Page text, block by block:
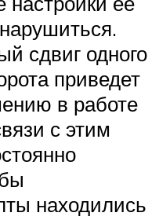
сдвиг одного
приведет
в работе
с этим
находились